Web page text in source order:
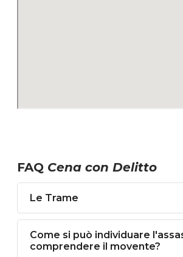
FAQ Cena con Delitto
Le Trame
Come si può individuare
comprendere il movente?